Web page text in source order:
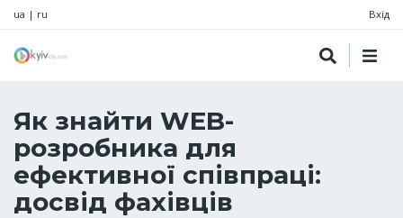
ua | ru Вхід
Як знайти WEB-
розробника для
ефективної співпраці:
досвід фахівців